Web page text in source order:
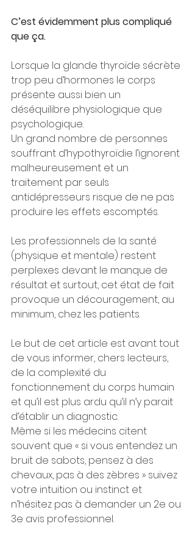
C’est évidemment plus compliqué
que ça.
Lorsque la glande thyroïde sécrète
trop peu d’hormones le corps
présente aussi bien un
déséquilibre physiologique que
psychologique.
Un grand nombre de personnes
souffrant d’hypothyroïdie l’ignorent
malheureusement et un
traitement par seuls
antidépresseurs risque de ne pas
produire les effets escomptés.
Les professionnels de la santé
(physique et mentale) restent
perplexes devant le manque de
résultat et surtout, cet état de fait
provoque un découragement, au
minimum, chez les patients.
Le but de cet article est avant tout
de vous informer, chers lecteurs,
de la complexité du
fonctionnement du corps humain
et qu’il est plus ardu qu’il n’y parait
d’établir un diagnostic.
Même si les médecins citent
souvent que « si vous entendez un
bruit de sabots, pensez à des
chevaux, pas à des zèbres » suivez
votre intuition ou instinct et
n’hésitez pas à demander un 2e ou
3e avis professionnel.